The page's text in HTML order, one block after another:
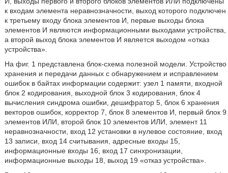
к входам элемента неравнозначности, выход которого подключен
к третьему входу блока элементов И, первые выходы блока
элементов И являются информационными выходами устройства,
а второй выход блока элементов И является выходом «отказ
устройства».
На фиг. 1 представлена блок-схема полезной модели. Устройство
хранения и передачи данных с обнаружением и исправлением
ошибок в байтах информации содержит: узел 1 памяти, входной
блок 2 кодирования, выходной блок 3 кодирования, блок 4
вычисления синдрома ошибки, дешифратор 5, блок 6 хранения
векторов ошибок, корректор 7, блок 8 элементов И, первый блок 9
элементов ИЛИ, второй блок 10 элементов ИЛИ, элемент 11
неравнозначности, вход 12 установки в нулевое состояние, вход
13 записи, вход 14 считывания, адресные входы 15,
информационные входы 16, вход 17 синхронизации,
информационные выходы 18, выход 19 «отказ устройства».